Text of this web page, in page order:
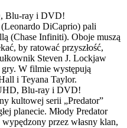
Blu-ray i DVD!
DiCaprio) pali
(Chase Infiniti). Oboje muszą
by ratować przyszłość,
Steven J. Lockjaw
gry. W filmie występują
i Teyana Taylor.
Blu-ray i DVD!
kultowej serii „Predator”
planecie. Młody Predator
przez własny klan,